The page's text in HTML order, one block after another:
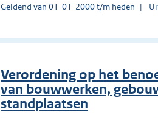
Geldend van 01-01-2000 t/m heden
Verordening op het
van bouwwerken,
standplaatsen